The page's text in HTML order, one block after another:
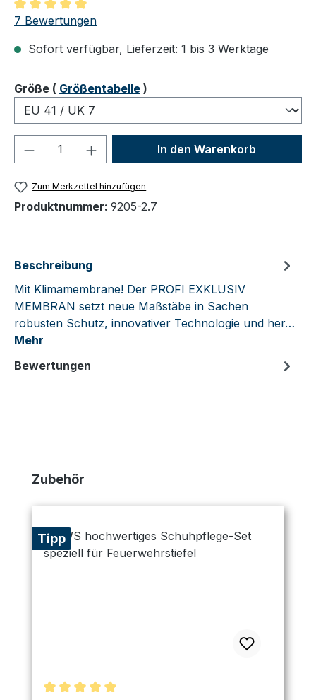
Durchschnittliche Bewertung von 5 von 5 Sternen
7 Bewertungen
Sofort verfügbar, Lieferzeit: 1 bis 3 Werktage
Größeauswählen
( Größentabelle )
Produkt Anzahl: Gib denIn den Warenkorb
Zum Merkzettel hinzufügen
Produktnummer: 9205-2.7
Beschreibung
Mit Klimamembrane! Der PROFI EXKLUSIV
MEMBRAN setzt neue Maßstäbe in Sachen
robusten Schutz, innovativer Technologie und her…
Mehr
Bewertungen
Produktgalerie überspringen
Zubehör
Tipp